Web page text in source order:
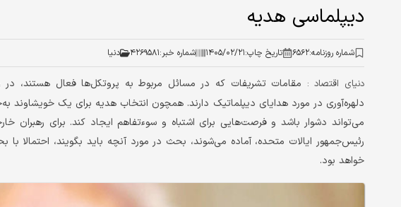
دیپلماسی هدیه
شماره روزنامه:۶۵۶۲ تاریخ چاپ:۱۴۰۵/۰۲/۲۱ شماره خبر:۴۲۶۹۵۸۱ دنیا
دنیای اقتصاد : مقامات تشریفات که در مسائل مربوط به پروتکل‌ها فعال هستند، در
دلهره‌آوری در مورد هدایای دیپلماتیک دارند. همچون انتخاب هدیه برای یک
می‌تواند دشوار باشد و فرصت‌هایی برای اشتباه و سوءتفاهم ایجاد کند. برای رهبران
رئیس‌جمهور ایالات متحده، آماده می‌شوند، بحث در مورد آنچه باید بگویند، احتمالا
خواهد بود.